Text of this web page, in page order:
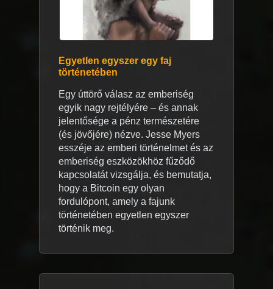
Egyetlen egyszer egy faj
történetében
Egy úttörő válasz az emberiség
egyik nagy rejtélyére – és annak
jelentősége a pénz természetére
(és jövőjére) nézve. Jesse Myers
esszéje az emberi történelmet és az
emberiség eszközökhöz fűződő
kapcsolatát vizsgálja, és bemutatja,
hogy a Bitcoin egy olyan
fordulópont, amely a fajunk
történetében egyetlen egyszer
történik meg.